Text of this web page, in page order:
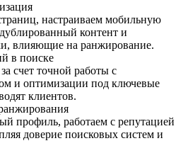
настраиваем мобильную
контент и
влияющие на ранжирование.
в поиске
счет точной работы с
и оптимизации под ключевые
клиентов.
профиль, работаем с репутацией
доверие поисковых систем и